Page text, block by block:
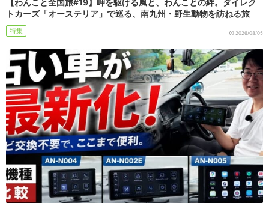
【わんこと全国旅#19】岬を駆ける風と、わんことの絆。ダイレク
トカーズ「オーステリア」で巡る、南九州・野生動物を訪ねる旅
特集 2026/08/05